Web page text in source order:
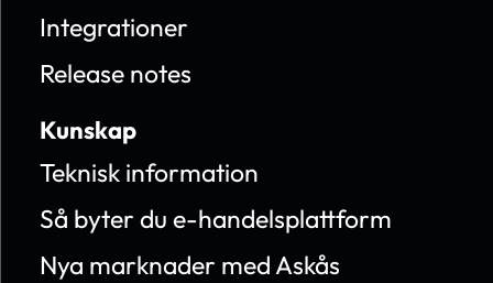
Integrationer
Release notes
Kunskap
Teknisk information
Så byter du e-handelsplattform
Nya marknader med Askås